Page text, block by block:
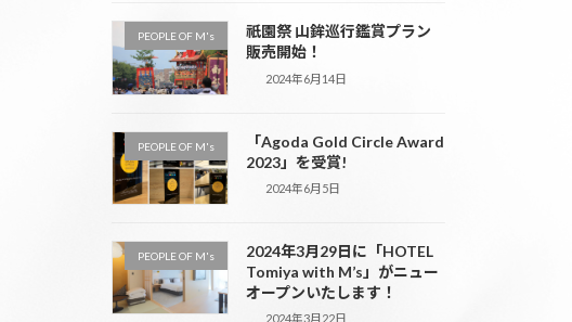
PEOPLE OF M's
祇園祭 山鉾巡行鑑賞プラン
販売開始！
2024年6月14日
PEOPLE OF M's
「Agoda Gold Circle Award
2023」を受賞!
2024年6月5日
PEOPLE OF M's
2024年3月29日に「HOTEL
Tomiya with M’s」がニュー
オープンいたします！
2024年3月22日